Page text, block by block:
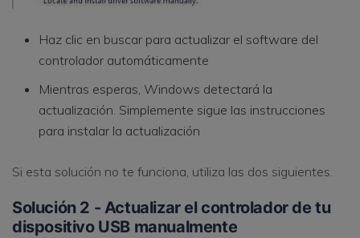
Haz clic en buscar para actualizar el software del
controlador automáticamente
Mientras esperas, Windows detectará la
actualización. Simplemente sigue las instrucciones
para instalar la actualización
Si esta solución no te funciona, utiliza las dos siguientes.
Solución 2 - Actualizar el controlador de tu
dispositivo USB manualmente